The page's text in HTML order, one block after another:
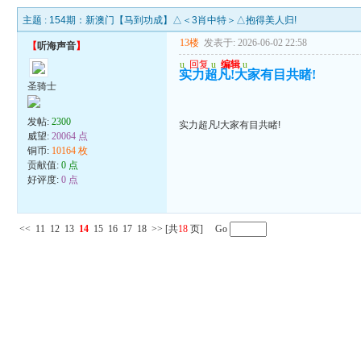
主题 : 154期：新澳门【马到功成】△＜3肖中特＞△抱得美人归!
【听海声音】
圣骑士
发帖:2300
威望:20064 点
铜币: 10164 枚
贡献值:0 点
好评度:0 点
13楼 发表于: 2026-06-02 22:58
u 回复 u 编辑 u
实力超凡!大家有目共睹!
实力超凡!大家有目共睹!
<< 11 12 13 14 15 16 17 18 >> [共18 页] Go